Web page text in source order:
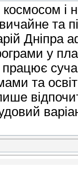
і
та
Дніпра
у
працює
та